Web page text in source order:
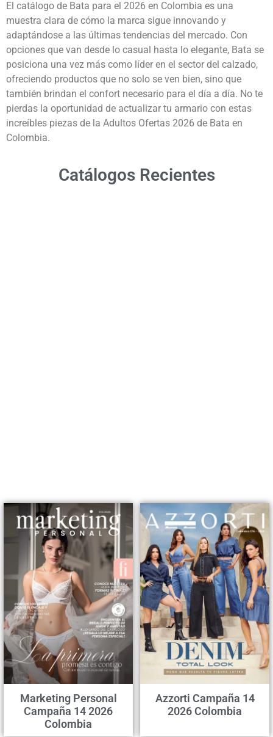
El catálogo de Bata para el 2026 en Colombia es una
muestra clara de cómo la marca sigue innovando y
adaptándose a las últimas tendencias del mercado. Con
opciones que van desde lo casual hasta lo elegante, Bata se
posiciona una vez más como líder en el sector del calzado,
ofreciendo productos que no solo se ven bien, sino que
también brindan el confort necesario para el día a día. No te
pierdas la oportunidad de actualizar tu armario con estas
increíbles piezas de la Adultos Ofertas 2026 de Bata en
Colombia.
Catálogos Recientes
Marketing Personal
Campaña 14 2026
Colombia
Azzorti Campaña 14
2026 Colombia